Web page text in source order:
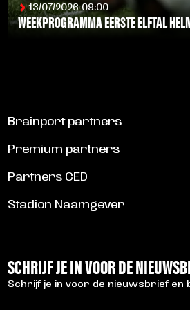
13/07/2026 09:00
WEEKPROGRAMMA EERSTE ELFTAL
Brainport partners
Premium partners
Partners CED
Stadion Naamgever
SCHRIJF JE IN VOOR DE
Schrijf je in voor de nieuwsbrief en